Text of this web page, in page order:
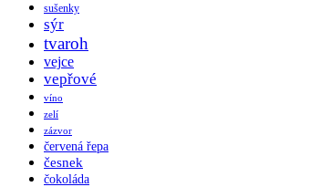
sušenky
sýr
tvaroh
vejce
vepřové
víno
zelí
zázvor
červená řepa
česnek
čokoláda